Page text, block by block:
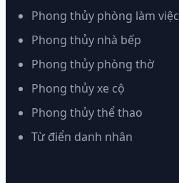
Phong thủy phòng làm việc
Phong thủy nhà bếp
Phong thủy phòng thờ
Phong thủy xe cộ
Phong thủy thể thao
Từ điển danh nhân